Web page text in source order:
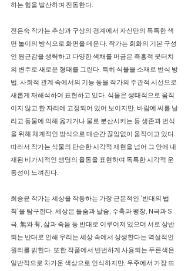
하는 힘을 발산하며 진동한다.
전은숙 작가는 추상과 구상의 경계에서 자신만의 독특한 색
면 놀이의 방식으로 화면을 메운다. 작가는 회화의 기본 구성
인 원근감을 생략하고 다양한 색채를 머금은 즉흥적 붓터치
의 변주로 새로운 형태를 그린다. 특히 식물을 소재로 번식 방
법, 사회적 관계 속에서의 기능 등을 작가의 주관적 시선으로
새롭게 재해석하여 표현하고 있다. 식물은 생태적으로 움직
이지 않고 한 자리에 고정되어 있어 보이지만, 바람에 씨를 날
리고 동물에 의해 옮기거나 물로 분산시키는 등 생존과 번식
을 위해 체계적인 방식으로 매순간 끊임없이 움직이고 있다.
따라서 작가는 식물의 단순한 시각적 재현을 넘어 그 안에 내
재된 비가시적인 생명의 율동을 표현하여 독특한 시각적 운
동성이 느껴진다.
최승윤 작가는 세상을 작동하는 가장 근본적인 ‘반대의 법
칙’을 탐구한다. 세상은 들숨과 날숨, 수축과 팽창, N극과 S
극, 無와 有, 삶과 죽음 등 반대로 이루어져 있으며 서로 상반
되는 반대로 인해 우리는 세상 속에서 상생한다는 역설적인
원리를 밝힌다. 또한 작품에서 빈번하게 사용되는 푸른색은
일반적으로 차가운 색상으로 인식하지만, 우주에서 가장 뜨